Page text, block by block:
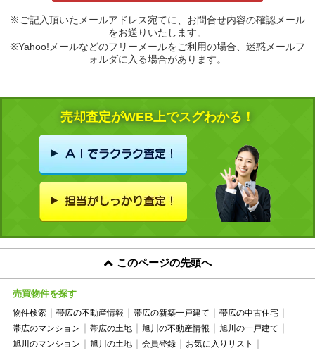
※ご記入頂いたメールアドレス宛てに、お問合せ内容の確認メール
をお送りいたします。
※Yahoo!メールなどのフリーメールをご利用の場合、迷惑メールフ
ォルダに入る場合があります。
売却査定がWEB上でスグわかる！
このページの先頭へ
売買物件を探す
物件検索 帯広の不動産情報 帯広の新築一戸建て
帯広の中古住宅
帯広のマンション
帯広の土地 旭川の不動産情報
旭川の一戸建て
旭川のマンション
旭川の土地 会員登録
お気に入りリスト